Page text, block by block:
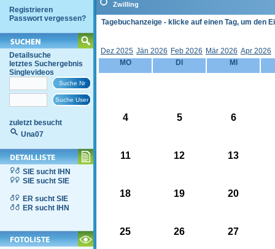
Registrieren
Passwort vergessen?
Detailsuche
letztes Suchergebnis
Singlevideos
zuletzt besucht
Una07
SIE sucht IHN
SIE sucht SIE
ER sucht SIE
ER sucht IHN
Zwilling
Tagebuchanzeige - klicke auf einen Tag, um den
Dez 2025 Jän 2026 Feb 2026 Mär 2026 Apr 2026
MO
DI MI
4 5 6
11 12 13
18 19 20
25 26 27